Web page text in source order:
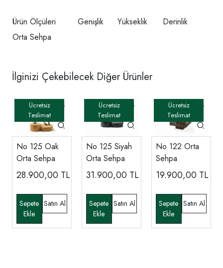
Ürün Ölçüleri Genişlik Yükseklik
Derinlik
Orta Sehpa
İlginizi Çekebilecek Diğer Ürünler
No 125 Oak
Orta Sehpa
28.900,00 TL
No 125 Siyah
Orta Sehpa
31.900,00 TL
No 122 Orta
Sehpa
19.900,00 TL